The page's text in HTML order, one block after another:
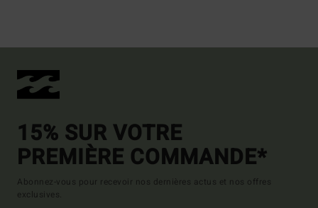
15% SUR VOTRE
PREMIÈRE COMMANDE*
Abonnez-vous pour recevoir nos dernières actus et nos offres
exclusives.